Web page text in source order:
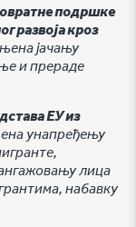
подршке
развоја кроз
јачању
и прераде
ЕУ из
унапређењу
лица
набавку